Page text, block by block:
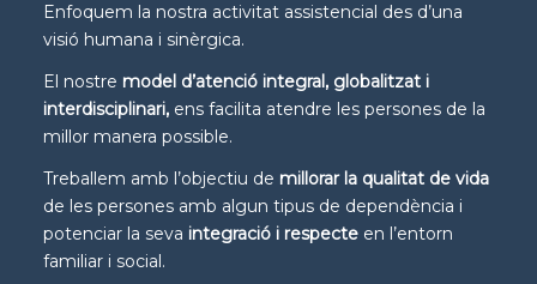
Enfoquem la nostra activitat assistencial des d’una
visió humana i sinèrgica.
El nostre model d’atenció integral, globalitzat i
interdisciplinari,ens facilita atendre les persones de la
millor manera possible.
Treballem amb l’objectiu de millorar la qualitat de vida
de les persones amb algun tipus de dependència i
potenciar la seva integració i respecteen l’entorn
familiar i social.